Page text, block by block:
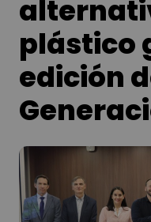
plástico
edición